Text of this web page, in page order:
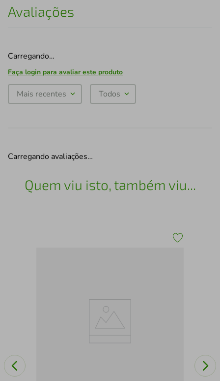
Avaliações
Carregando…
Faça login para avaliar este produto
Mais recentes Todos
Carregando avaliações…
Quem viu isto, também viu...